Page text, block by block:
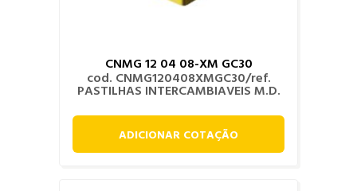
CNMG 12 04 08-XM GC30
cod. CNMG120408XMGC30/ref.
PASTILHAS INTERCAMBIAVEIS M.D.
ADICIONAR COTAÇÃO